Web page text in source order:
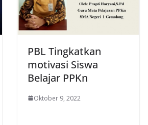
PBL Tingkatkan
motivasi Siswa
Belajar PPKn
Oktober 9, 2022